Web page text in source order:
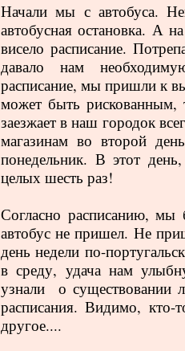
Начали мы с автобуса.
автобусная остановка. А
висело расписание.
давало нам
расписание, мы пришли к
может быть рискованным,
заезжает в наш городок
магазинам во второй
понедельник. В этот
целых шесть раз!
Согласно расписанию, мы
автобус не пришел. Не
день недели по-
в среду, удача нам
узнали о существовании
расписания. Видимо, кто-
другое....